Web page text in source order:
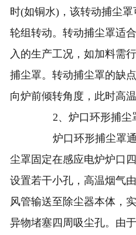
时(如铜水)，该转动捕尘
轮组转动。转动捕尘罩适
入的生产工况，如加料需
捕尘罩。转动捕尘罩的缺
向炉前倾转角度，此时高
2、炉口环形捕尘
炉口环形捕尘罩通
尘罩固定在感应电炉炉口
设置若干小孔，高温烟气
风管输送至除尘器本体，
异物堵塞四周吸尘孔。由